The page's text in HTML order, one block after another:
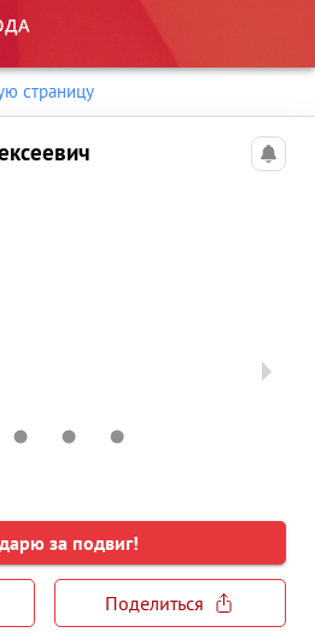
страницу
за подвиг!
Поделиться